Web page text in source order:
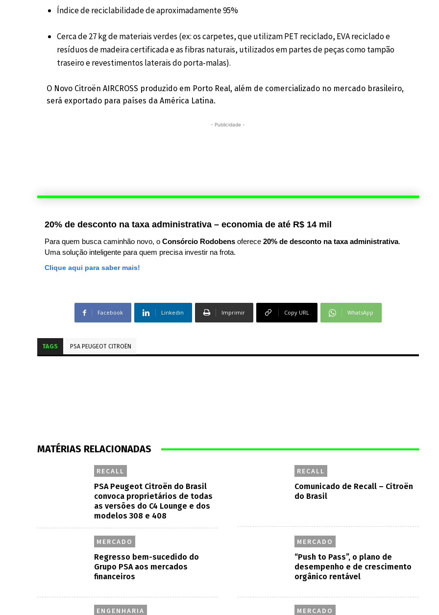
Índice de reciclabilidade de aproximadamente 95%
Cerca de 27 kg de materiais verdes (ex: os carpetes, que utilizam PET reciclado, EVA reciclado e
resíduos de madeira certificada e as fibras naturais, utilizados em partes de peças como tampão
traseiro e revestimentos laterais do porta-malas).
O Novo Citroën AIRCROSS produzido em Porto Real, além de comercializado no mercado brasileiro,
será exportado para países da América Latina.
- Publicidade -
20% de desconto na taxa administrativa – economia de até R$ 14 mil
Para quem busca caminhão novo, o Consórcio Rodobens oferece 20% de desconto na taxa administrativa.
Uma solução inteligente para quem precisa investir na frota.
Clique aqui para saber mais!
Facebook Linkedin Imprimir Copy URL WhatsApp
TAGS PSA PEUGEOT CITROËN
MATÉRIAS RELACIONADAS
RECALL
PSA Peugeot Citroën do Brasil
convoca proprietários de todas
as versões do C4 Lounge e dos
modelos 308 e 408
RECALL
Comunicado de Recall – Citroën
do Brasil
MERCADO
Regresso bem-sucedido do
Grupo PSA aos mercados
financeiros
MERCADO
“Push to Pass”, o plano de
desempenho e de crescimento
orgânico rentável
ENGENHARIA MERCADO